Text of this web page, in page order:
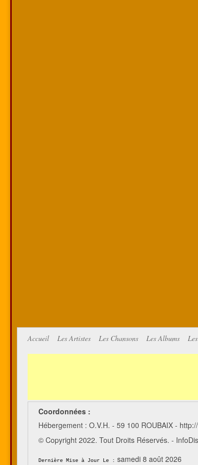
Accueil Les Artistes Les Chansons Les Albums
Coordonnées :
Hébergement : O.V.H. - 59 100 ROUBAIX -
© Copyright 2022. Tout Droits Réservés. -
Dernière Mise à Jour Le : samedi 8 août 2026